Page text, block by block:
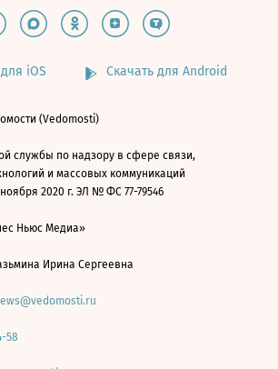
iOS Скачать для Android
(Vedomosti)
службы по надзору в сфере связи,
и массовых коммуникаций
2020 г. ЭЛ № ФС 77-79546
Ньюс Медиа»
Ирина Сергеевна
58